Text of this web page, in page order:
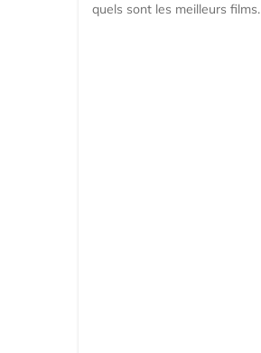
quels sont les meilleurs films.